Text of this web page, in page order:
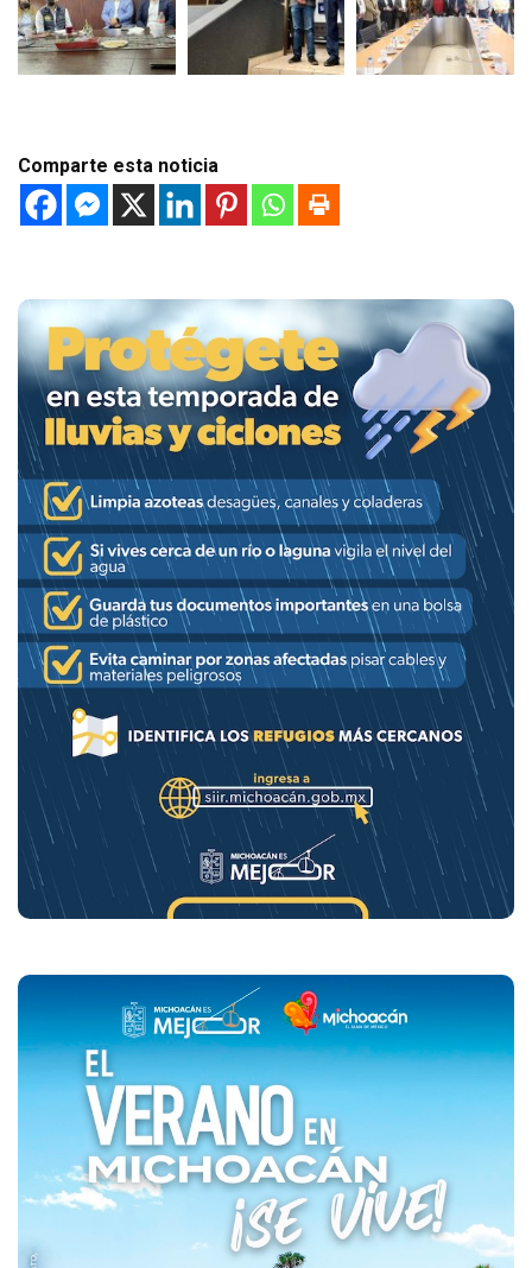
Comparte esta noticia